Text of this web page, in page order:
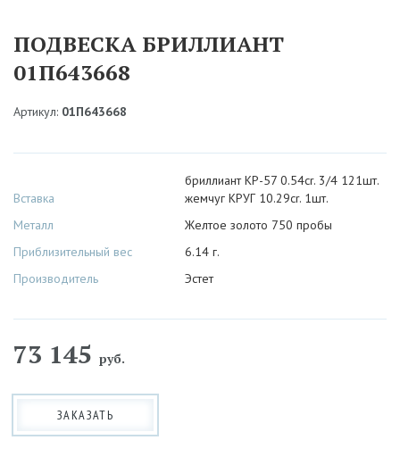
ПОДВЕСКА БРИЛЛИАНТ
01П643668
Артикул: 01П643668
Вставка
Металл
Приблизительный вес
Производитель
бриллиант КР-57 0.54cr. 3/4 121шт.
жемчуг КРУГ 10.29cr. 1шт.
Желтое золото 750 пробы
6.14 г.
Эстет
73 145 руб.
ЗАКАЗАТЬ